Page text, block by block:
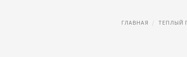
ГЛАВНАЯ ТЕПЛЫЙ